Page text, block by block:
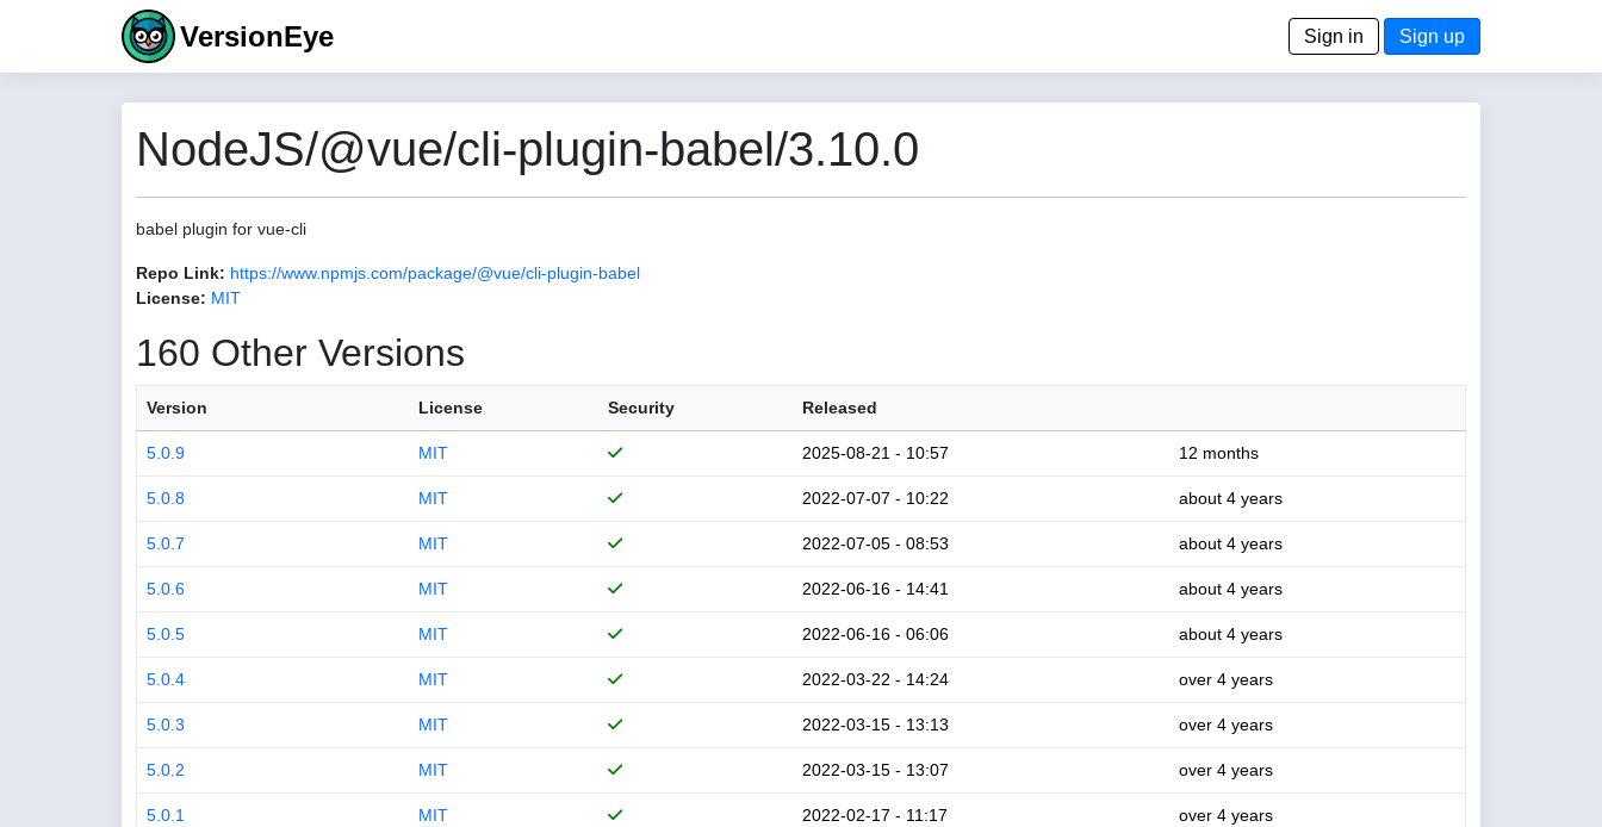
VersionEye Sign in Sign up
NodeJS/@vue/cli-plugin-babel/3.10.0
babel plugin for vue-cli
Repo Link: https://www.npmjs.com/package/@vue/cli-plugin-babel
License: MIT
160 Other Versions
Version License Security Released
5.0.9 MIT 2025-08-21 - 10:57 12 months
5.0.8 MIT 2022-07-07 - 10:22 about 4 years
5.0.7 MIT 2022-07-05 - 08:53 about 4 years
5.0.6 MIT 2022-06-16 - 14:41 about 4 years
5.0.5 MIT 2022-06-16 - 06:06 about 4 years
5.0.4 MIT 2022-03-22 - 14:24 over 4 years
5.0.3 MIT 2022-03-15 - 13:13 over 4 years
5.0.2 MIT 2022-03-15 - 13:07 over 4 years
5.0.1 MIT 2022-02-17 - 11:17 over 4 years